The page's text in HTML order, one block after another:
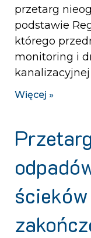
przetarg
podstawie
którego
monitoring i
kanalizacyjnej
Więcej »